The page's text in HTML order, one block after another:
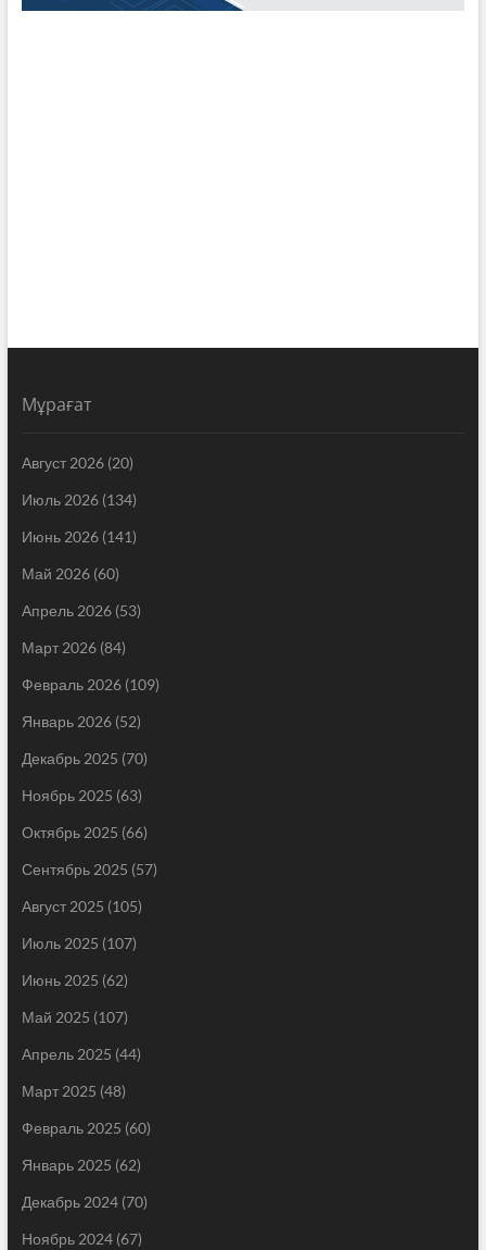
Мұрағат
Август 2026(20)
Июль 2026(134)
Июнь 2026(141)
Май 2026(60)
Апрель 2026(53)
Март 2026(84)
Февраль 2026(109)
Январь 2026(52)
Декабрь 2025 (70)
Ноябрь 2025 (63)
Октябрь 2025 (66)
Сентябрь 2025 (57)
Август 2025 (105)
Июль 2025 (107)
Июнь 2025 (62)
Май 2025 (107)
Апрель 2025 (44)
Март 2025 (48)
Февраль 2025 (60)
Январь 2025 (62)
Декабрь 2024(70)
Ноябрь 2024(67)